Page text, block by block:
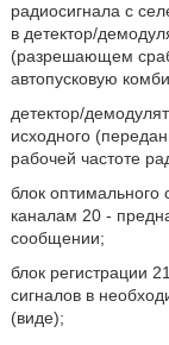
радиосигнала с
в детектор/
(разрешающем
автопусковую
детектор/
исходного
рабочей частоте
блок
каналам 20 -
сообщении;
блок регистрации
сигналов в
(виде);